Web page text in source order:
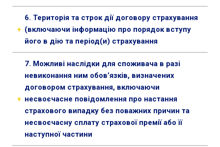
Мінімальний розмір франшизи – 2000 гривень;
Максимальний розмір франшизи – 2000
гривень.
+
6. Територія та строк дії договору страхування
(включаючи інформацію про порядок вступу
його в дію та період(и) страхування
бойових дій та тимчасово окупованих
Російською Федерацією територій, які визначені
Наказом Міністерства з питань реінтеграції
тимчасово окупованих територій № 309 від 22
грудня 2022 року «Про затвердження Переліку
територій, на яких ведуться (велися) бойові дії
або тимчасово окупованих Російською
+
7. Можливі наслідки для споживача в разі
невиконання ним обов’язків, визначених
договором страхування, включаючи
несвоєчасне повідомлення про настання
страхового випадку без поважних причин та
несвоєчасну сплату страхової премії або її
наступної частини